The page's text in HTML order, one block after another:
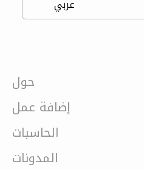
حول
إضافة عمل
الحاسبات
المدونات